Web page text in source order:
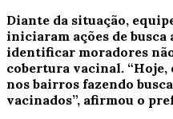
Diante da situação,
iniciaram ações de
identificar moradores
cobertura vacinal. “Hoje,
nos bairros fazendo
vacinados”, afirmou o